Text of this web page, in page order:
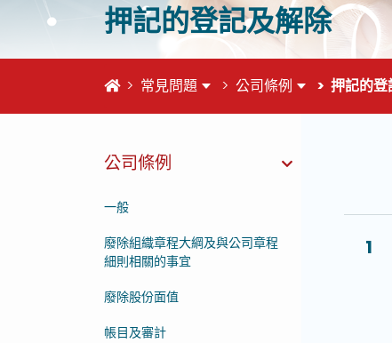
押記的登記及解除
首頁常見問題 公司條例 押記的
公司條例
一般
廢除組織章程大綱及與公司章程
細則相關的事宜
廢除股份面值
帳目及審計
1